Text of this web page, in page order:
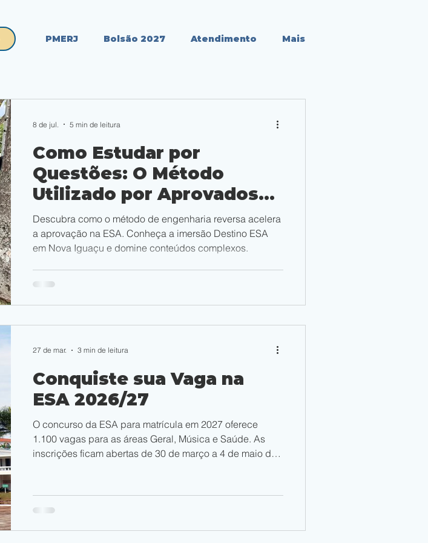
PMERJ Bolsão 2027 Atendimento Mais
Como Estudar por
Questões: O Método
Utilizado por Aprovados
na ESA para Dominar
Conteúdos Complexos
Rápido
Descubra como o método de engenharia reversa acelera
a aprovação na ESA. Conheça a imersão Destino ESA
em Nova Iguaçu e domine conteúdos complexos.
8 de jul. 5 min de leitura
Conquiste sua Vaga na
ESA 2026/27
O concurso da ESA para matrícula em 2027 oferece
1.100 vagas para as áreas Geral, Música e Saúde. As
inscrições ficam abertas de 30 de março a 4 de maio de
julho de 2026.
27 de mar. 3 min de leitura